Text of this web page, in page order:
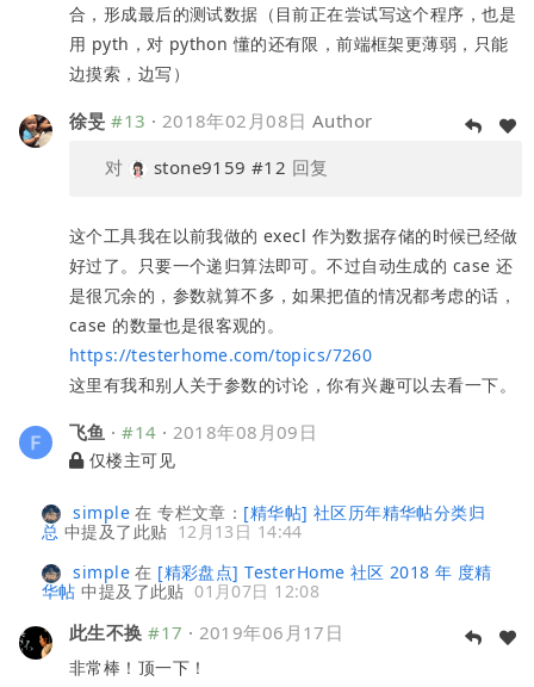
合，形成最后的测试数据（目前正在尝试写这个程序，也是
用 pyth，对 python 懂的还有限，前端框架更薄弱，只能
边摸索，边写）
徐旻 #13 · 2018年02月08日 Author
对
stone9159 #12 回复
这个工具我在以前我做的 execl 作为数据存储的时候已经做
好过了。只要一个递归算法即可。不过自动生成的 case 还
是很冗余的，参数就算不多，如果把值的情况都考虑的话，
case 的数量也是很客观的。
https://testerhome.com/topics/7260
这里有我和别人关于参数的讨论，你有兴趣可以去看一下。
飞鱼 ·#14 · 2018年08月09日
仅楼主可见
simple在专栏文章： [精华帖] 社区历年精华帖分类归
总 中提及了此贴 12月13日 14:44
simple在 [精彩盘点] TesterHome 社区 2018 年 度精
华帖 中提及了此贴 01月07日 12:08
此生不换 #17 · 2019年06月17日
非常棒！顶一下！